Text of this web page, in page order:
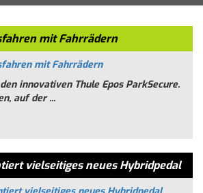
mit Fahrrädern
innovativen Thule Epos ParkSecure.
auf der ...
vielseitiges neues Hybridpedal